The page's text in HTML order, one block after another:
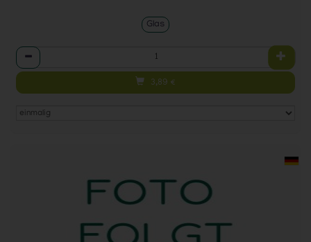
Glas
Anzahl
3,89 €